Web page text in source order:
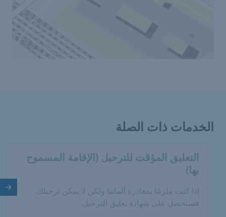
الخدمات ذات الصلة
التعليق المؤقت للترحيل (الإقامة المسموح
بها)
إذا كنت ملزمًا بمغادرة ألمانيا ولكن لا يمكن ترحيلك،
فستحصل على شهادة تعليق الترحيل.